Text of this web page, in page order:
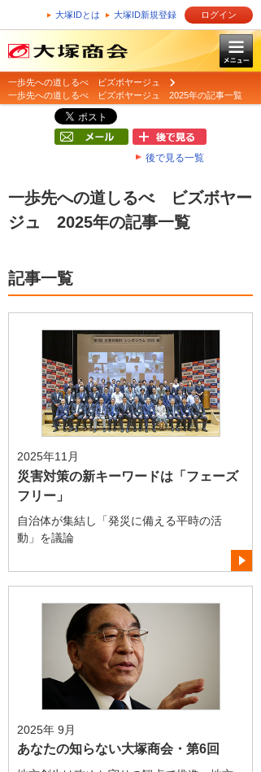
大塚IDとは 大塚ID新規登録 ログイン
一歩先への道しるべ ビズボヤージュ
一歩先への道しるべ ビズボヤージュ 2025年の記事一覧
後で見る一覧
一歩先への道しるべ ビズボヤー
ジュ 2025年の記事一覧
記事一覧
2025年11月
災害対策の新キーワードは「フェーズ
フリー」
自治体が集結し「発災に備える平時の活
動」を議論
2025年 9月
あなたの知らない大塚商会・第6回